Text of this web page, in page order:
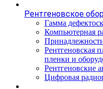
Рентгеновское
Гамма
Компьютерная
Рентгеновская
пленки и
Рентгеновские
Цифровая